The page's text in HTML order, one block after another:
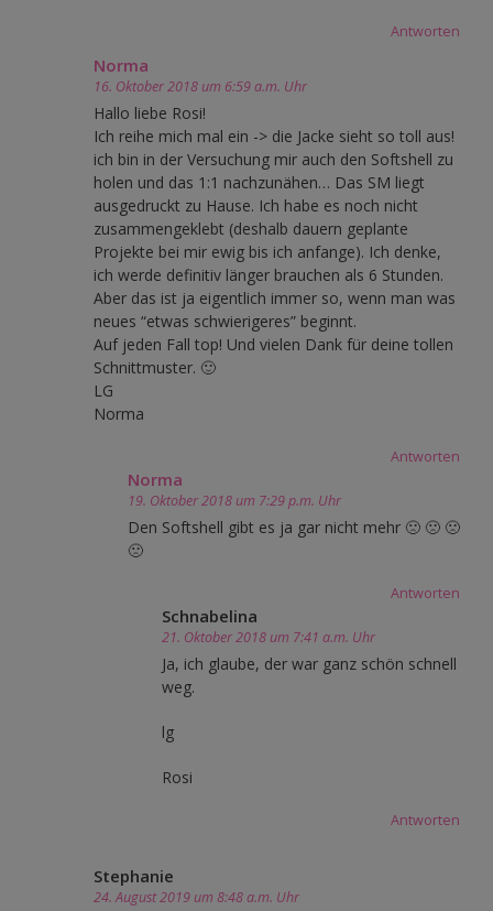
Antworten
Norma
16. Oktober 2018 um 6:59 a.m. Uhr
Hallo liebe Rosi!
Ich reihe mich mal ein -> die Jacke sieht so toll aus!
ich bin in der Versuchung mir auch den Softshell zu
holen und das 1:1 nachzunähen… Das SM liegt
ausgedruckt zu Hause. Ich habe es noch nicht
zusammengeklebt (deshalb dauern geplante
Projekte bei mir ewig bis ich anfange). Ich denke,
ich werde definitiv länger brauchen als 6 Stunden.
Aber das ist ja eigentlich immer so, wenn man was
neues “etwas schwierigeres” beginnt.
Auf jeden Fall top! Und vielen Dank für deine tollen
Schnittmuster. 🙂
LG
Norma
Antworten
Norma
19. Oktober 2018 um 7:29 p.m. Uhr
Den Softshell gibt es ja gar nicht mehr 🙁 🙁 🙁
🙁
Antworten
Schnabelina
21. Oktober 2018 um 7:41 a.m. Uhr
Ja, ich glaube, der war ganz schön schnell
weg.
lg
Rosi
Antworten
Stephanie
24. August 2019 um 8:48 a.m. Uhr